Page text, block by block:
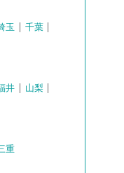
玉
千葉
井
山梨
重